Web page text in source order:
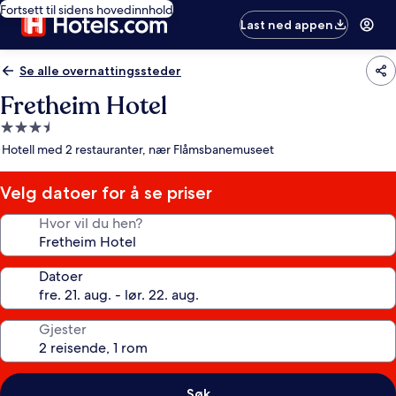
Fortsett til sidens hovedinnhold
Last ned appen
Se alle overnattingssteder
Fretheim Hotel
Overnattingssted
med
stjerner
Hotell med 2 restauranter, nær Flåmsbanemuseet
Velg datoer for å se priser
Hvor vil du hen?
Datoer
Gjester